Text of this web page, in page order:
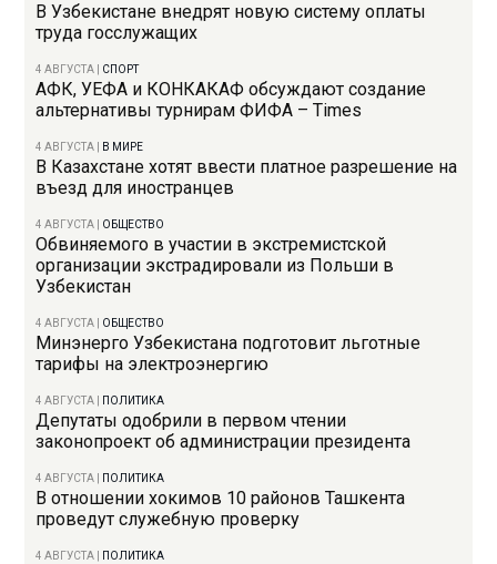
В Узбекистане внедрят новую систему оплаты
труда госслужащих
4 АВГУСТА СПОРТ
АФК, УЕФА и КОНКАКАФ обсуждают создание
альтернативы турнирам ФИФА – Times
4 АВГУСТА В МИРЕ
В Казахстане хотят ввести платное разрешение на
въезд для иностранцев
4 АВГУСТА ОБЩЕСТВО
Обвиняемого в участии в экстремистской
организации экстрадировали из Польши в
Узбекистан
4 АВГУСТА ОБЩЕСТВО
Минэнерго Узбекистана подготовит льготные
тарифы на электроэнергию
4 АВГУСТА ПОЛИТИКА
Депутаты одобрили в первом чтении
законопроект об администрации президента
4 АВГУСТА ПОЛИТИКА
В отношении хокимов 10 районов Ташкента
проведут служебную проверку
4 АВГУСТА ПОЛИТИКА